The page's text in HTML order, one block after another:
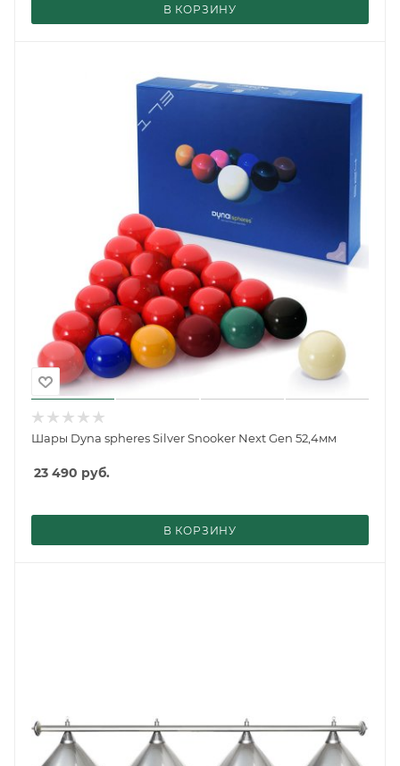
В КОРЗИНУ
Шары Dyna spheres Silver Snooker Next Gen 52,4мм
23 490 руб.
В КОРЗИНУ